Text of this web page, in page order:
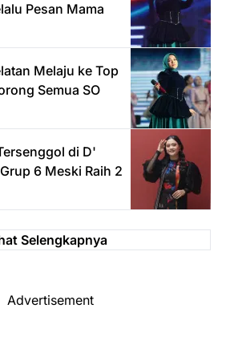
Pesan Mama
Melaju ke Top
Semua SO
di D'
6 Meski Raih 2
Selengkapnya
Advertisement